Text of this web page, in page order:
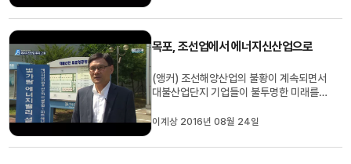
못했습니다. 양현승 기자가 취재했습니다.
은 어두운 표정으로 김영석 해...
목포, 조선업에서 에너지신산업으로
(앵커) 조선해양산업의 불황이 계속되면서
대불산업단지 기업들이 불투명한 미래를
대상으로 한 에너지밸리 투자설명회가 어
계상 기자... (기자) 에너지밸리 투자 설명
이계상 2016년 08월 24일